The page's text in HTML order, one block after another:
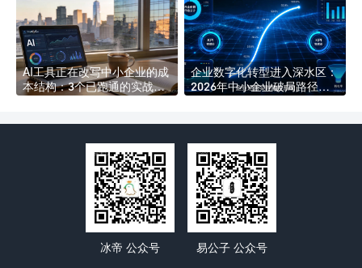
AI工具正在改写中小企业的成
本结构：3个已跑通的实战场
企业数字化转型进入深水区：
2026年中小企业破局路径分
冰帝 公众号 易公子 公众号